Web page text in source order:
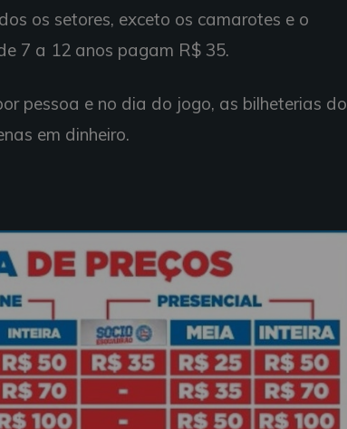
os setores, exceto os camarotes e o
7 a 12 anos pagam R$ 35.
pessoa e no dia do jogo, as bilheterias do
em dinheiro.